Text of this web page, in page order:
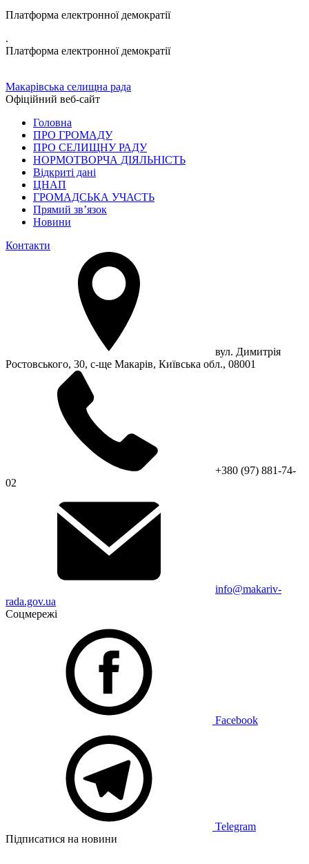
Платформа електронної демократії
.
Платформа електронної демократії
Макарівська селищна рада
Офіційний веб-сайт
Головна
ПРО ГРОМАДУ
ПРО СЕЛИЩНУ РАДУ
НОРМОТВОРЧА ДІЯЛЬНІСТЬ
Відкриті дані
ЦНАП
ГРОМАДСЬКА УЧАСТЬ
Прямий зв’язок
Новини
Контакти
вул. Димитрія
Ростовського, 30, с-ще Макарів, Київська обл., 08001
+380 (97) 881-74-
02
info@makariv-
rada.gov.ua
Соцмережі
Facebook
Telegram
Підписатися на новини